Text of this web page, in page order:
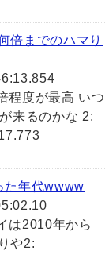
倍までのハマり
程度が最高 いつ
来るのかな 2:
た年代wwww
は2010年から
や2: